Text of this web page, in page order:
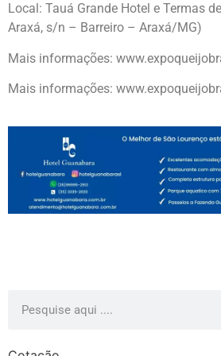
Local: Tauá Grande Hotel e Termas
Araxá, s/n – Barreiro – Araxá/MG)
Mais informações:
Mais informações: